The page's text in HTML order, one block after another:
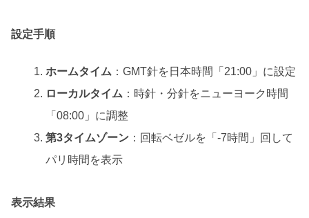
設定手順
ホームタイム ：GMT針を日本時間「21:00」に設定
ローカルタイム ：時針・分針をニューヨーク時間
「08:00」に調整
第3タイムゾーン ：回転ベゼルを「-7時間」回して
パリ時間を表示
表示結果